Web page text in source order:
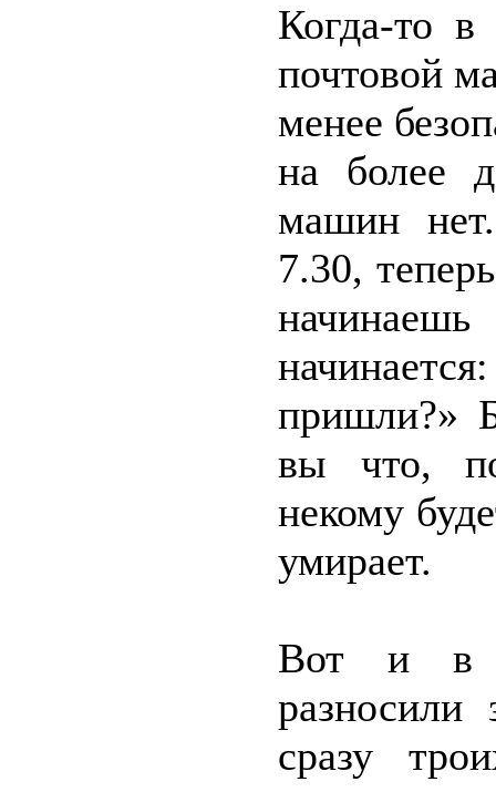
Когда-то в
почтовой
менее
на более
машин
7.30,
пришли?»
вы что,
некому
умирает.
Вот и в
разносили
сразу